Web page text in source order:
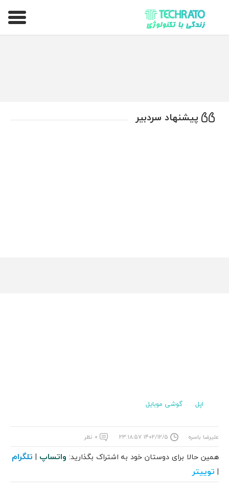
تکراتو – زندگی با تکنولوژی
پیشنهاد سردبیر
اپل گوشی موبایل
علیرضا باسره ۱۴۰۲/۱۲/۵ ۲۳:۱۸:۵۷ ۰ نظر
همین حالا برای دوستان خود به اشتراک بگذارید: واتساپ | تلگرام
| توییتر